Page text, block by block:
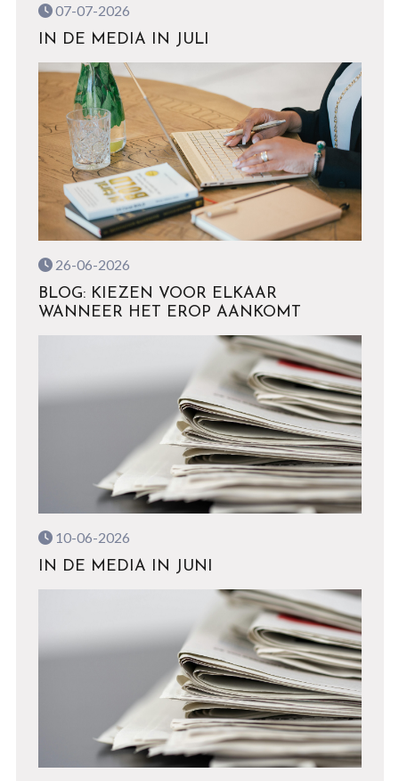
07-07-2026
IN DE MEDIA IN JULI
26-06-2026
BLOG: KIEZEN VOOR ELKAAR
WANNEER HET EROP AANKOMT
10-06-2026
IN DE MEDIA IN JUNI